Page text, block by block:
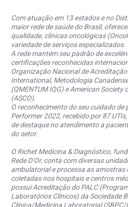
Com atuação em 13 estados e no
maior rede de saúde do Brasil,
qualidade, clínicas oncológicas
variedade de serviços especializados.
A rede mantém seu padrão de
certificações reconhecidas
Organização Nacional de
International, Metodologia
(QMENTUM IQG) e American Society
(ASCO).
O reconhecimento do seu cuidado de
Performer 2022, recebido por 87
de destaque no atendimento a
do setor.
O Richet Medicina & Diagnóstico,
Rede D’Or, conta com diversas
ambulatorial e processa as amostras
coletadas nos hospitais e centros
possui Acreditação do PALC
Laboratórios Clínicos) da Sociedade
Clínica/Medicina Laboratorial